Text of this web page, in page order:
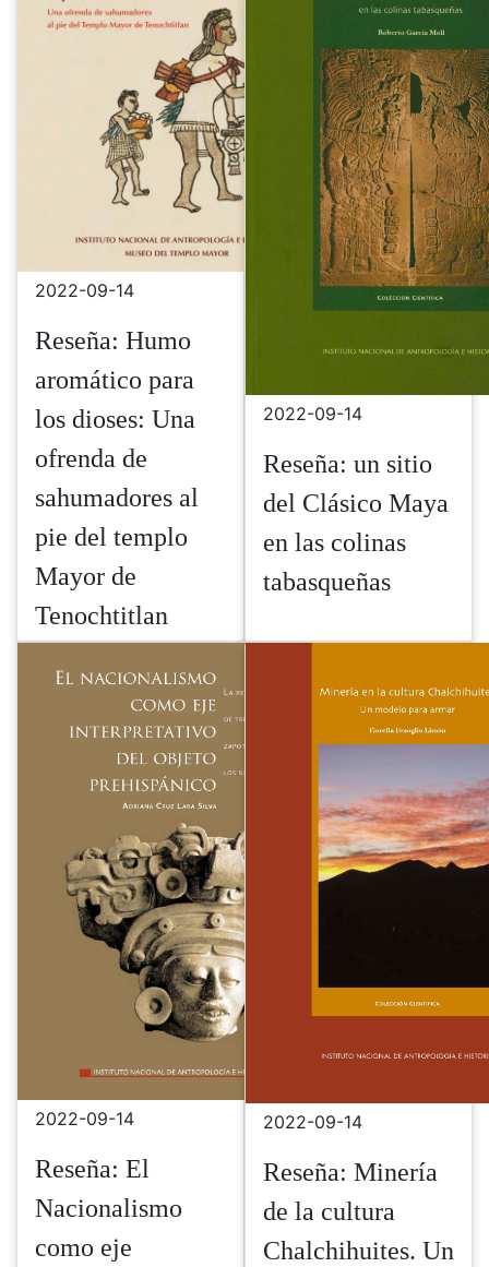
2022-09-14
Reseña: Humo
aromático para
los dioses: Una
ofrenda de
sahumadores al
pie del templo
Mayor de
Tenochtitlan
2022-09-14
Reseña: un sitio
del Clásico Maya
en las colinas
tabasqueñas
2022-09-14
Reseña: El
Nacionalismo
como eje
2022-09-14
Reseña: Minería
de la cultura
Chalchihuites. Un